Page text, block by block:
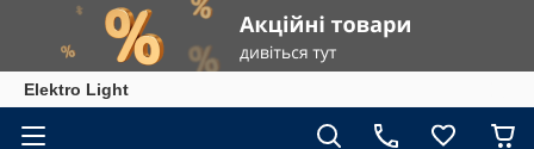
Elektro Light